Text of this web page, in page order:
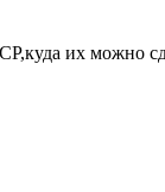
их можно